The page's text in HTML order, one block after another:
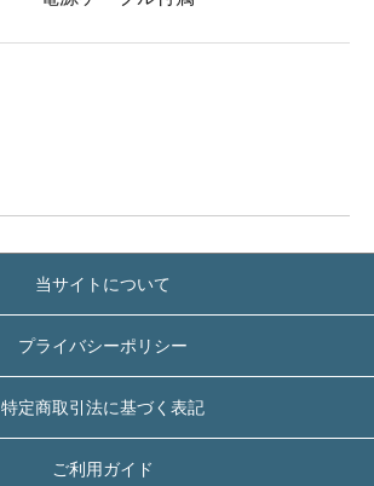
当サイトについて
プライバシーポリシー
特定商取引法に基づく表記
ご利用ガイド